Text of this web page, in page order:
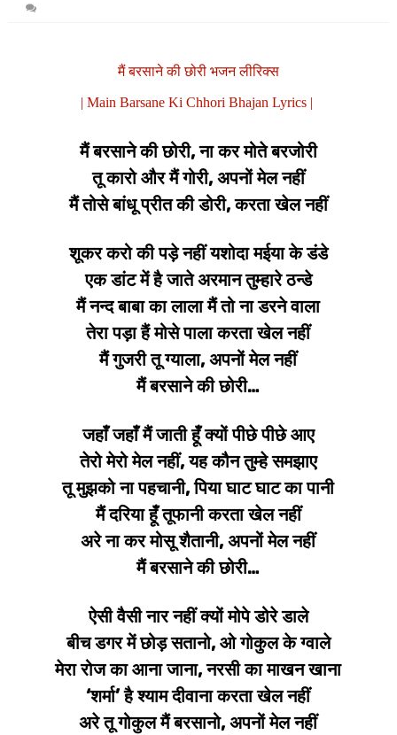
मैं बरसाने की छोरी भजन लीरिक्स
| Main Barsane Ki Chhori Bhajan Lyrics |
मैं बरसाने की छोरी, ना कर मोते बरजोरी
तू कारो और मैं गोरी, अपनों मेल नहीं
मैं तोसे बांधू प्रीत की डोरी, करता खेल नहीं
शूकर करो की पड़े नहीं यशोदा मईया के डंडे
एक डांट में है जाते अरमान तुम्हारे ठन्डे
मैं नन्द बाबा का लाला मैं तो ना डरने वाला
तेरा पड़ा हैं मोसे पाला करता खेल नहीं
मैं गुजरी तू ग्याला, अपनों मेल नहीं
मैं बरसाने की छोरी…
जहाँ जहाँ मैं जाती हूँ क्यों पीछे पीछे आए
तेरो मेरो मेल नहीं, यह कौन तुम्हे समझाए
तू मुझको ना पहचानी, पिया घाट घाट का पानी
मैं दरिया हूँ तूफानी करता खेल नहीं
अरे ना कर मोसू शैतानी, अपनों मेल नहीं
मैं बरसाने की छोरी…
ऐसी वैसी नार नहीं क्यों मोपे डोरे डाले
बीच डगर में छोड़ सतानो, ओ गोकुल के ग्वाले
मेरा रोज का आना जाना, नरसी का माखन खाना
‘शर्मा’ है श्याम दीवाना करता खेल नहीं
अरे तू गोकुल मैं बरसानो, अपनों मेल नहीं